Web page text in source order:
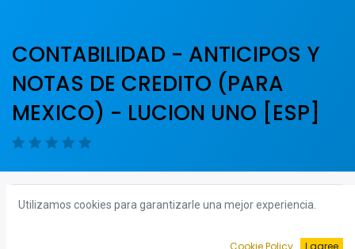
CONTABILIDAD - ANTICIPOS Y
NOTAS DE CREDITO (PARA
MEXICO) - LUCION UNO [ESP]
Unirse al curso Más información
Utilizamos cookies para garantizarle una mejor experiencia.
Cookie Policy I agree